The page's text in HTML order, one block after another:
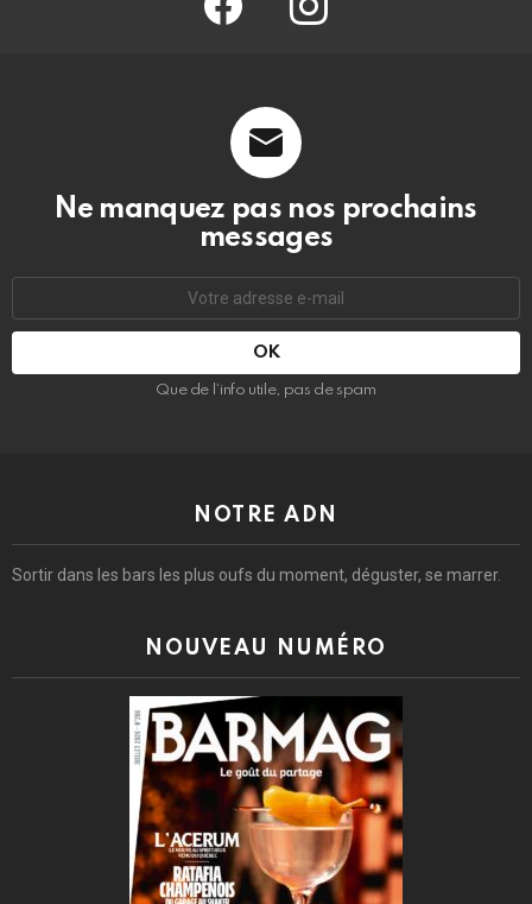
Ne manquez pas nos prochains
messages
mail
Que de l’info utile, pas de spam
NOTRE ADN
Sortir dans les bars les plus oufs du moment, déguster, se marrer.
NOUVEAU NUMÉRO